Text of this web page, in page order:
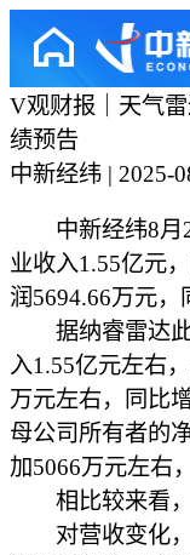
V观财报｜天气
绩预告
中新经纬 | 2025-
中新经纬8月
业收入1.55亿元
润5694.66万元，
据纳睿雷达此
入1.55亿元左右
万元左右，同比
母公司所有者的
加5066万元左右
相比较来看，
对营收变化，